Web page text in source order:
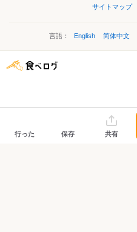
サイトマップ
言語： English 简体中文
行った 保存 共有